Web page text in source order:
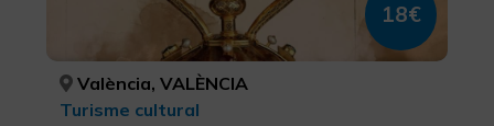
18€
València, VALÈNCIA
Turisme cultural